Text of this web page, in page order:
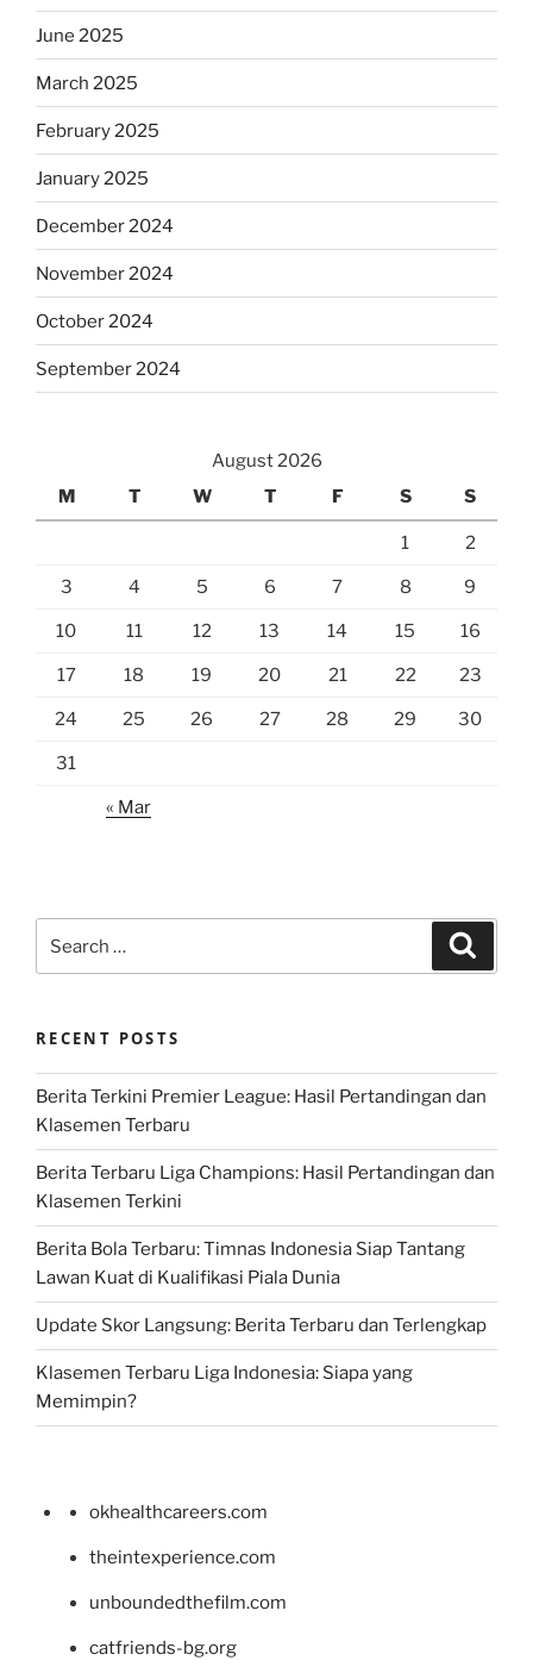
June 2025
March 2025
February 2025
January 2025
December 2024
November 2024
October 2024
September 2024
August 2026
M
T W T F S S
1 2
3 4 5 6 7 8 9
10 11 12 13 14 15 16
17 18 19 20 21 22 23
24 25 26 27 28 29 30
31
« Mar
for:
RECENT POSTS
Berita Terkini Premier League: Hasil Pertandingan dan
Klasemen Terbaru
Berita Terbaru Liga Champions: Hasil Pertandingan dan
Klasemen Terkini
Berita Bola Terbaru: Timnas Indonesia Siap Tantang
Lawan Kuat di Kualifikasi Piala Dunia
Update Skor Langsung: Berita Terbaru dan Terlengkap
Klasemen Terbaru Liga Indonesia: Siapa yang
Memimpin?
okhealthcareers.com
theintexperience.com
unboundedthefilm.com
catfriends-bg.org